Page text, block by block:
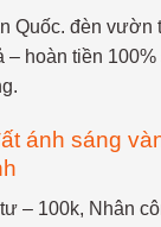
Quốc. đèn vườn
– hoàn tiền
ánh sáng
– 100k, Nhân